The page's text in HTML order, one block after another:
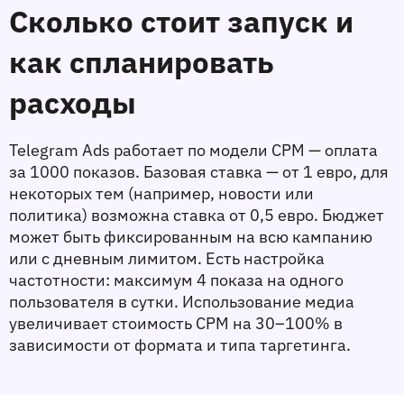
Сколько стоит запуск и
как спланировать
расходы
Telegram Ads работает по модели CPM — оплата
за 1000 показов. Базовая ставка — от 1 евро, для
некоторых тем (например, новости или
политика) возможна ставка от 0,5 евро. Бюджет
может быть фиксированным на всю кампанию
или с дневным лимитом. Есть настройка
частотности: максимум 4 показа на одного
пользователя в сутки. Использование медиа
увеличивает стоимость CPM на 30–100% в
зависимости от формата и типа таргетинга.